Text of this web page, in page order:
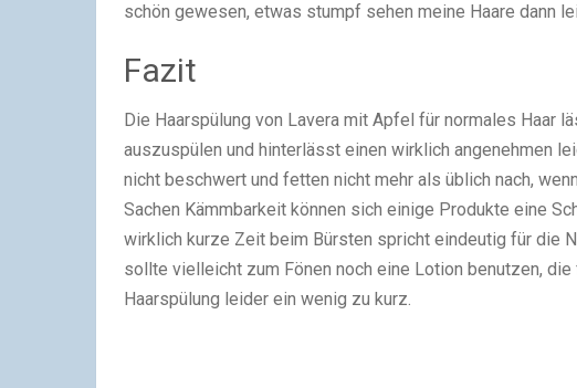
schön gewesen, etwas stumpf sehen meine Haare dann
Fazit
Die Haarspülung von Lavera mit Apfel für normales Haar
auszuspülen und hinterlässt einen wirklich angenehmen
nicht beschwert und fetten nicht mehr als üblich nach,
Sachen Kämmbarkeit können sich einige Produkte eine
wirklich kurze Zeit beim Bürsten spricht eindeutig für die
sollte vielleicht zum Fönen noch eine Lotion benutzen,
Haarspülung leider ein wenig zu kurz.